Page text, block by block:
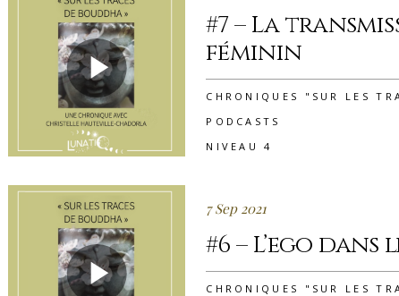
#7 – La
féminin
CHRONIQUES "SUR LES
PODCASTS
NIVEAU 4
7 Sep 2021
#6 – L’ego
CHRONIQUES "SUR LES